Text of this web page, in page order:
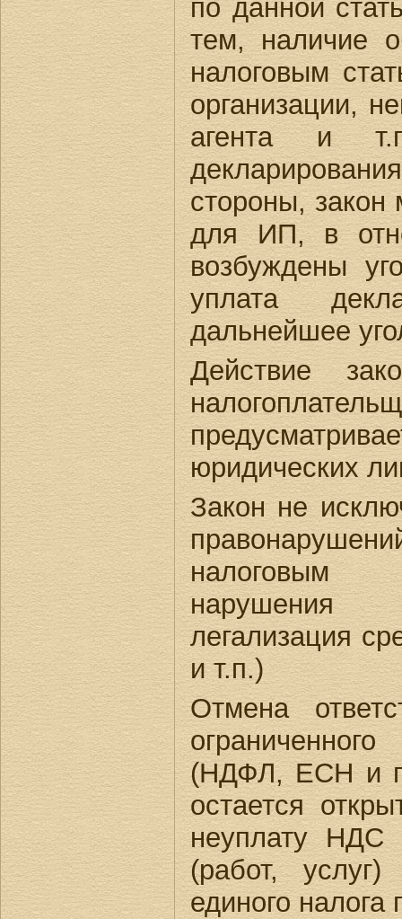
по данной
тем, наличие
налоговым
организации,
агента и
стороны, закон
для ИП, в
возбуждены
уплата
дальнейшее
Действие
юридических
Закон не
налоговым
нарушения
легализация
и т.п.)
Отмена
(НДФЛ, ЕСН и
остается
неуплату НДС
(работ,
единого